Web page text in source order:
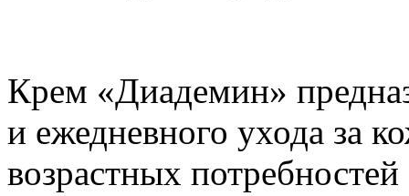
Крем «Диадемин»
и ежедневного ухода за
возрастных